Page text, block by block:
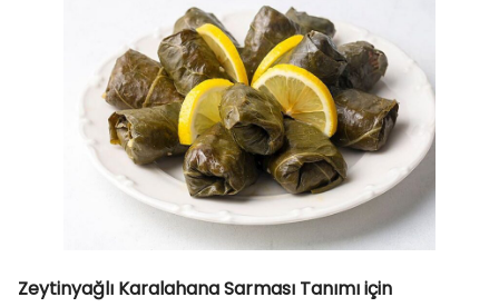
Zeytinyağlı Karalahana Sarması Tanımı için